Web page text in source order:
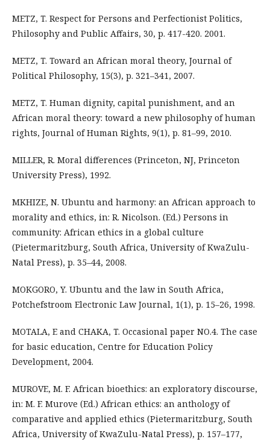
METZ, T. Respect for Persons and Perfectionist Politics,
Philosophy and Public Affairs, 30, p. 417-420. 2001.
METZ, T. Toward an African moral theory, Journal of
Political Philosophy, 15(3), p. 321–341, 2007.
METZ, T. Human dignity, capital punishment, and an
African moral theory: toward a new philosophy of human
rights, Journal of Human Rights, 9(1), p. 81–99, 2010.
MILLER, R. Moral differences (Princeton, NJ, Princeton
University Press), 1992.
MKHIZE, N. Ubuntu and harmony: an African approach to
morality and ethics, in: R. Nicolson. (Ed.) Persons in
community: African ethics in a global culture
(Pietermaritzburg, South Africa, University of KwaZulu-
Natal Press), p. 35–44, 2008.
MOKGORO, Y. Ubuntu and the law in South Africa,
Potchefstroom Electronic Law Journal, 1(1), p. 15–26, 1998.
MOTALA, E and CHAKA, T. Occasional paper NO.4. The case
for basic education, Centre for Education Policy
Development, 2004.
MUROVE, M. F. African bioethics: an exploratory discourse,
in: M. F. Murove (Ed.) African ethics: an anthology of
comparative and applied ethics (Pietermaritzburg, South
Africa, University of KwaZulu-Natal Press), p. 157–177,